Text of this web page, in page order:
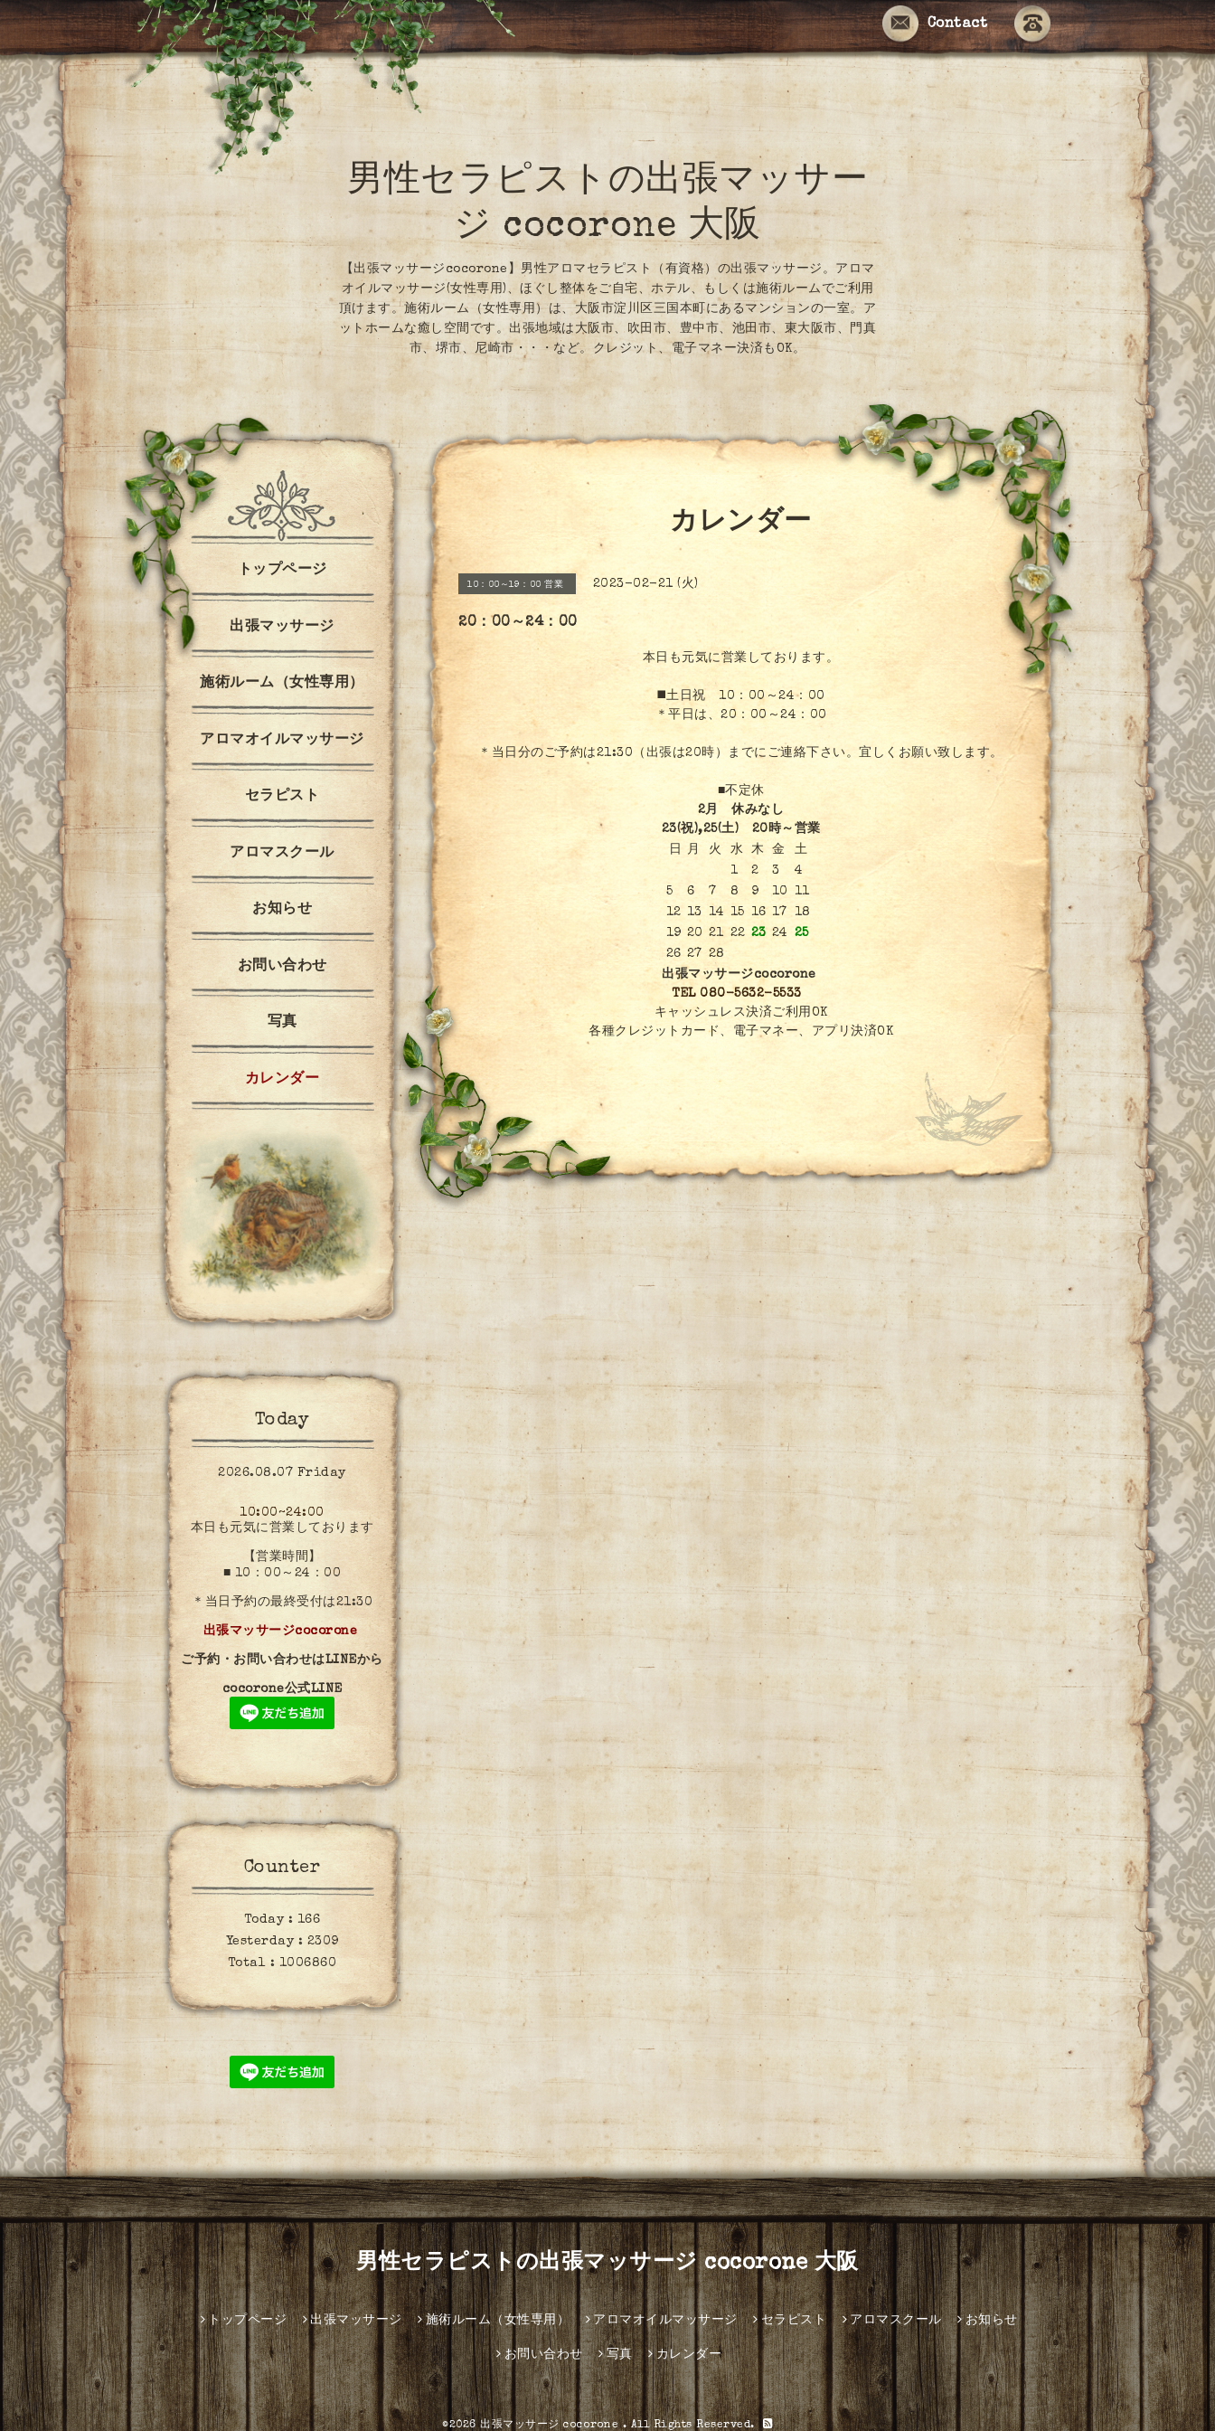
Contact
男性セラピストの出張マッサー
ジ cocorone 大阪
【出張マッサージcocorone】男性アロマセラピスト（有資格）の出張マッサージ。アロマ
オイルマッサージ(女性専用)、ほぐし整体をご自宅、ホテル、もしくは施術ルームでご利用
頂けます。施術ルーム（女性専用）は、大阪市淀川区三国本町にあるマンションの一室。ア
ットホームな癒し空間です。出張地域は大阪市、吹田市、豊中市、池田市、東大阪市、門真
市、堺市、尼崎市・・・など。クレジット、電子マネー決済もOK。
カレンダー
10：00～19：00 営業 2023-02-21 (火)
20：00～24：00
本日も元気に営業しております。
◼️土日祝 10：00～24：00
＊平日は、20：00～24：00
＊当日分のご予約は21:30（出張は20時）までにご連絡下さい。宜しくお願い致します。
■不定休
2月 休みなし
23(祝),25(土) 20時～営業
日
月 火 水 木 金
土
1
2 3
4
5
6 7 8 9 10
11
12 13 14 15 16 17
18
19 20 21 22 23 24
25
26 27
28
出張マッサージcocorone
TEL 080-5632-5533
キャッシュレス決済ご利用OK
各種クレジットカード、電子マネー、アプリ決済OK
トップページ
出張マッサージ
施術ルーム（女性専用）
アロマオイルマッサージ
セラピスト
アロマスクール
お知らせ
お問い合わせ
写真
カレンダー
Today
2026.08.07 Friday
10:00~24:00
本日も元気に営業しております
【営業時間】
■ 10：00～24：00
＊当日予約の最終受付は21:30
出張マッサージcocorone
ご予約・お問い合わせはLINEから
cocorone公式LINE
Counter
Today : 166
Yesterday : 2309
Total : 1006860
男性セラピストの出張マッサージ cocorone 大阪
トップページ 出張マッサージ 施術ルーム（女性専用） アロマオイルマッサージ セラピスト アロマスクール お知らせ
お問い合わせ 写真 カレンダー
©2026出張マッサージ cocorone. All Rights Reserved.